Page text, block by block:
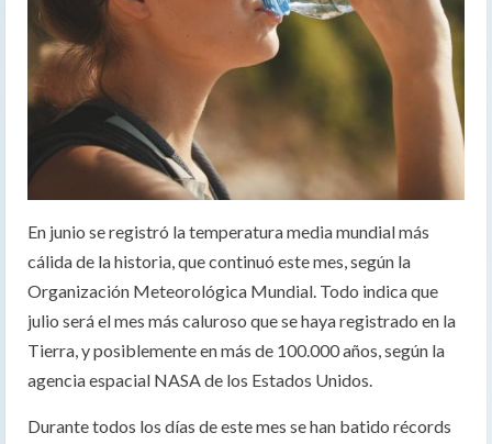
En junio se registró la temperatura media mundial más
cálida de la historia, que continuó este mes, según la
Organización Meteorológica Mundial. Todo indica que
julio será el mes más caluroso que se haya registrado en la
Tierra, y posiblemente en más de 100.000 años, según la
agencia espacial NASA de los Estados Unidos.
Durante todos los días de este mes se han batido récords